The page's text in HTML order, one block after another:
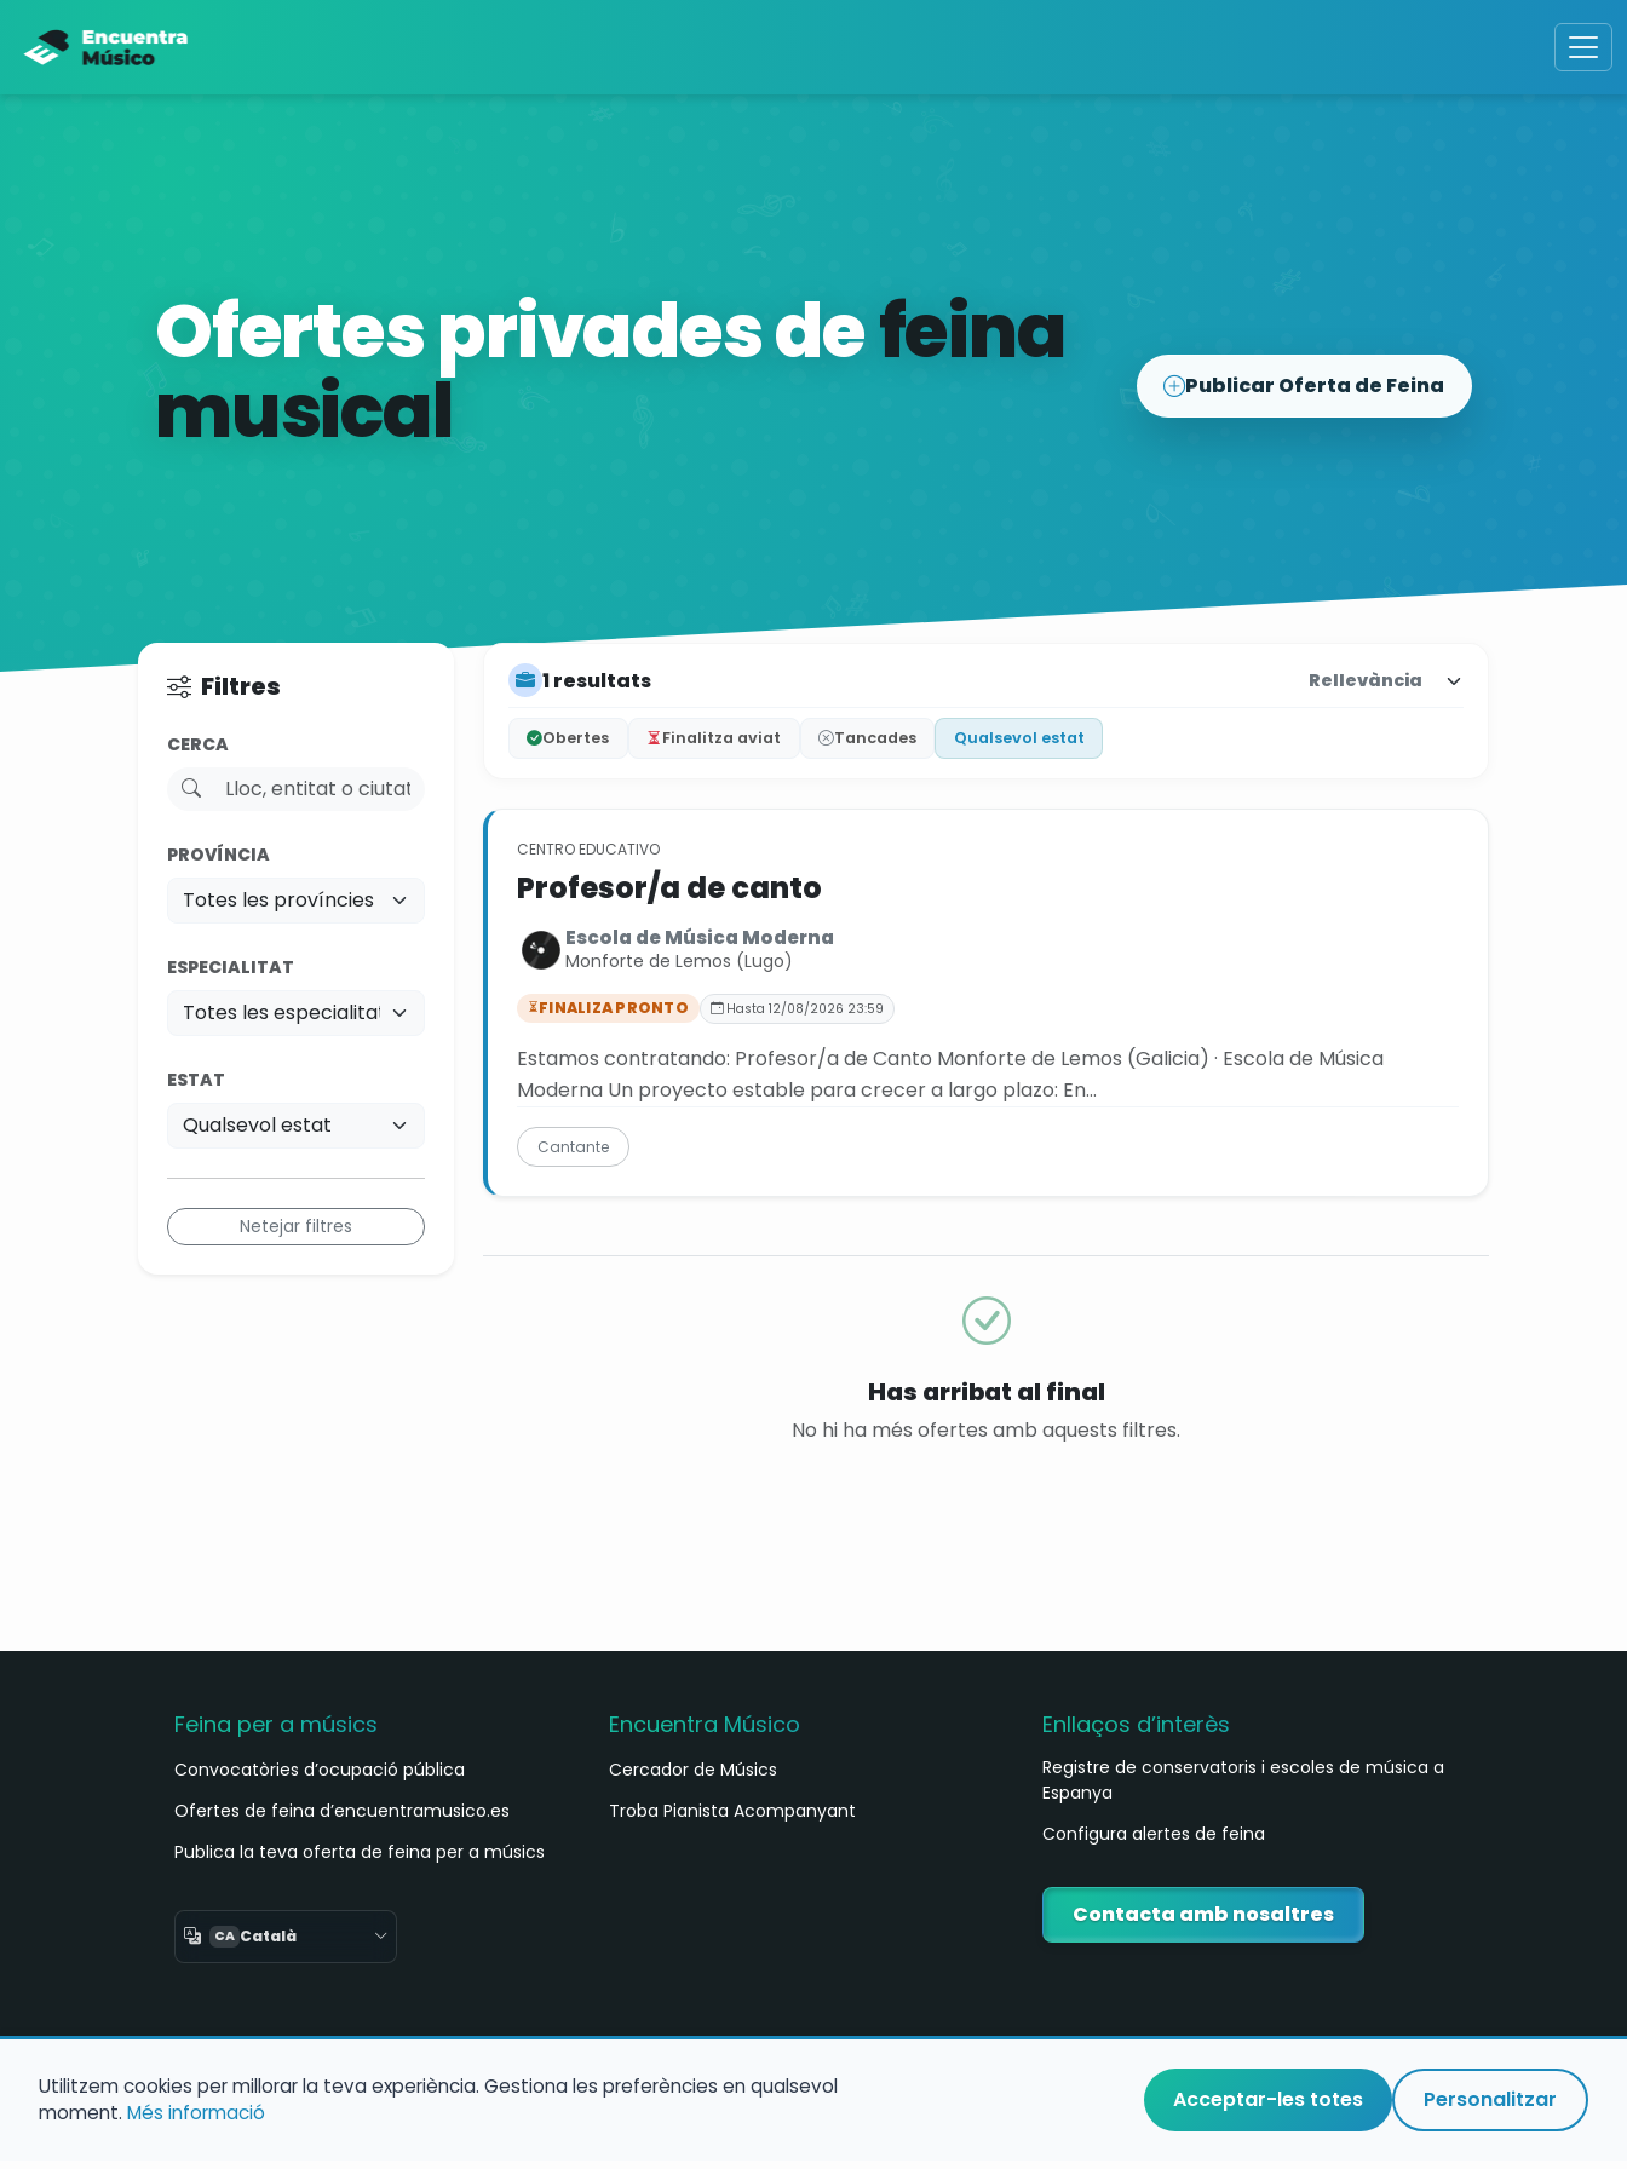
Ofertes privades defeina
musical Publicar Oferta de Feina
Filtres
CERCA
PROVÍNCIA
ESPECIALITAT
ESTAT
Netejar filtres
1 resultats
Obertes Finalitza aviat Tancades Qualsevol estat
CENTRO EDUCATIVO
Profesor/a de canto
Escola de Música Moderna
Monforte de Lemos (Lugo)
FINALIZA PRONTO Hasta 12/08/2026 23:59
Estamos contratando: Profesor/a de Canto Monforte de Lemos (Galicia) · Escola de Música
Moderna Un proyecto estable para crecer a largo plazo: En...
Cantante
Has arribat al final
No hi ha més ofertes amb aquests filtres.
Feina per a músics
Convocatòries d’ocupació pública
Ofertes de feina d’encuentramusico.es
Publica la teva oferta de feina per a músics
CA Català
Encuentra Músico
Cercador de Músics
Troba Pianista Acompanyant
Enllaços d’interès
Registre de conservatoris i escoles de música a
Espanya
Configura alertes de feina
Contacta amb nosaltres
Utilitzem cookies per millorar la teva experiència. Gestiona les preferències en qualsevol
moment. Més informació Acceptar-les totes Personalitzar